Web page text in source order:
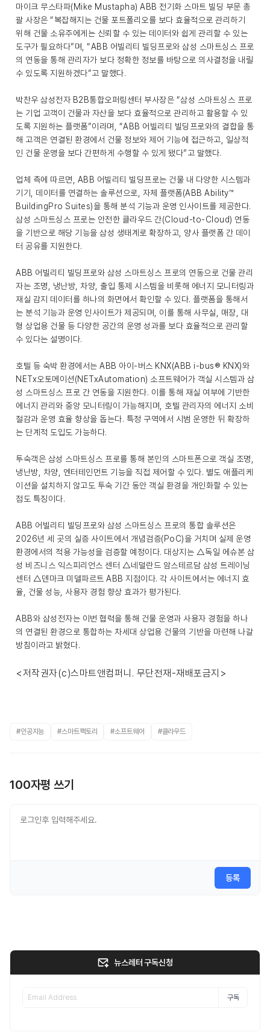
마이크 무스타파(Mike Mustapha) ABB 전기화 스마트 빌딩 부문 총
괄 사장은 “복잡해지는 건물 포트폴리오를 보다 효율적으로 관리하기
위해 건물 소유주에게는 신뢰할 수 있는 데이터와 쉽게 관리할 수 있는
도구가 필요하다”며, “ABB 어빌리티 빌딩프로와 삼성 스마트싱스 프로
의 연동을 통해 관리자가 보다 정확한 정보를 바탕으로 의사결정을 내릴
수 있도록 지원하겠다”고 말했다.
박찬우 삼성전자 B2B통합오퍼링센터 부사장은 “삼성 스마트싱스 프로
는 기업 고객이 건물과 자산을 보다 효율적으로 관리하고 활용할 수 있
도록 지원하는 플랫폼”이라며, “ABB 어빌리티 빌딩프로와의 결합을 통
해 고객은 연결된 환경에서 건물 정보와 제어 기능에 접근하고, 일상적
인 건물 운영을 보다 간편하게 수행할 수 있게 됐다”고 말했다.
업체 측에 따르면, ABB 어빌리티 빌딩프로는 건물 내 다양한 시스템과
기기, 데이터를 연결하는 솔루션으로, 자체 플랫폼(ABB Ability™
BuildingPro Suites)을 통해 분석 기능과 운영 인사이트를 제공한다.
삼성 스마트싱스 프로는 안전한 클라우드 간(Cloud-to-Cloud) 연동
을 기반으로 해당 기능을 삼성 생태계로 확장하고, 양사 플랫폼 간 데이
터 공유를 지원한다.
ABB 어빌리티 빌딩프로와 삼성 스마트싱스 프로의 연동으로 건물 관리
자는 조명, 냉난방, 차양, 출입 통제 시스템을 비롯해 에너지 모니터링과
재실 감지 데이터를 하나의 화면에서 확인할 수 있다. 플랫폼을 통해서
는 분석 기능과 운영 인사이트가 제공되며, 이를 통해 사무실, 매장, 대
형 상업용 건물 등 다양한 공간의 운영 성과를 보다 효율적으로 관리할
수 있다는 설명이다.
호텔 등 숙박 환경에서는 ABB 아이-버스 KNX(ABB i-bus® KNX)와
NETx오토메이션(NETxAutomation) 소프트웨어가 객실 시스템과 삼
성 스마트싱스 프로 간 연동을 지원한다. 이를 통해 재실 여부에 기반한
에너지 관리와 중앙 모니터링이 가능해지며, 호텔 관리자의 에너지 소비
절감과 운영 효율 향상을 돕는다. 특정 구역에서 시범 운영한 뒤 확장하
는 단계적 도입도 가능하다.
투숙객은 삼성 스마트싱스 프로를 통해 본인의 스마트폰으로 객실 조명,
냉난방, 차양, 엔터테인먼트 기능을 직접 제어할 수 있다. 별도 애플리케
이션을 설치하지 않고도 투숙 기간 동안 객실 환경을 개인화할 수 있는
점도 특징이다.
ABB 어빌리티 빌딩프로와 삼성 스마트싱스 프로의 통합 솔루션은
2026년 세 곳의 실증 사이트에서 개념검증(PoC)을 거치며 실제 운영
환경에서의 적용 가능성을 검증할 예정이다. 대상지는 △독일 에슈본 삼
성 비즈니스 익스피리언스 센터 △네덜란드 암스테르담 삼성 트레이닝
센터 △덴마크 미델파르트 ABB 지점이다. 각 사이트에서는 에너지 효
율, 건물 성능, 사용자 경험 향상 효과가 평가된다.
ABB와 삼성전자는 이번 협력을 통해 건물 운영과 사용자 경험을 하나
의 연결된 환경으로 통합하는 차세대 상업용 건물의 기반을 마련해 나갈
방침이라고 밝혔다.
<저작권자(c)스마트앤컴퍼니. 무단전재-재배포금지>
#인공지능 #스마트팩토리 #소프트웨어 #클라우드
100자평 쓰기
등록
뉴스레터 구독신청
구독